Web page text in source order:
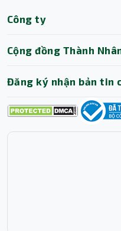
Công ty
Cộng đồng Thành
Đăng ký nhận bản tin